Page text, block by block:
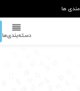
ها
دسته‌بندی‌ها